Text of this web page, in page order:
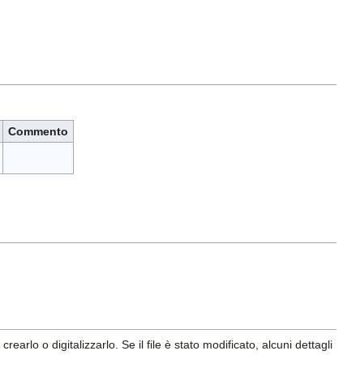
Commento
o digitalizzarlo. Se il file è stato modificato, alcuni dettagli